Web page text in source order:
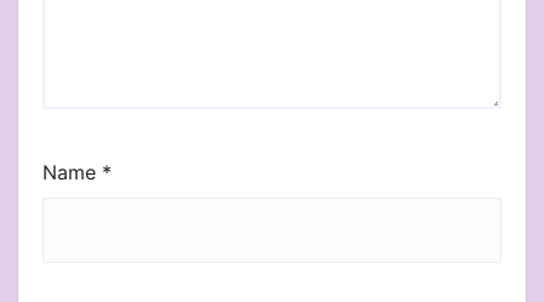
Name *